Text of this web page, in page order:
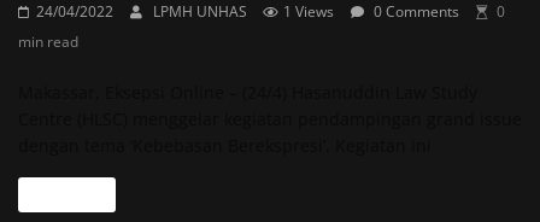
24/04/2022 LPMH UNHAS 1 Views 0 Comments
0
min read